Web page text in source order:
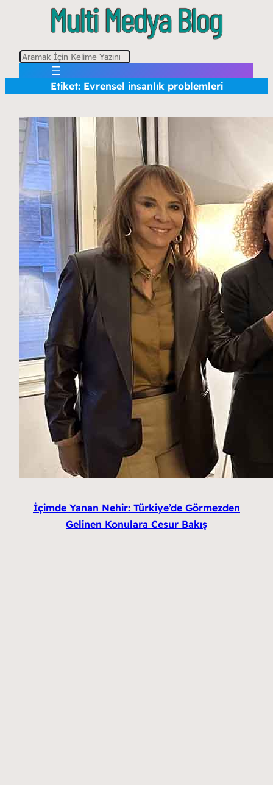
A
Etiket: Evrensel insanlık problemleri
İçimde Yanan Nehir: Türkiye’de Görmezden
Gelinen Konulara Cesur Bakış